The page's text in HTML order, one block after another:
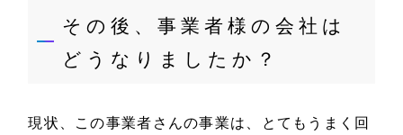
その後、事業者様の会社は
どうなりましたか？
現状、この事業者さんの事業は、とてもうまく回